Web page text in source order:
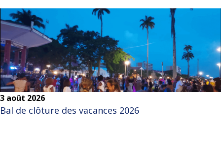
3 août 2026
Bal de clôture des vacances 2026